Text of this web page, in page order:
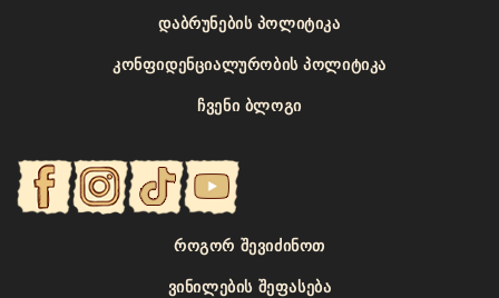
ᲓᲐᲑᲠᲣᲜᲔᲑᲘᲡ ᲞᲝᲚᲘᲢᲘᲙᲐ
ᲙᲝᲜᲤᲘᲓᲔᲜᲪᲘᲐᲚᲣᲠᲝᲑᲘᲡ ᲞᲝᲚᲘᲢᲘᲙᲐ
ᲩᲕᲔᲜᲘ ᲑᲚᲝᲒᲘ
ᲠᲝᲒᲝᲠ ᲨᲔᲕᲘᲫᲘᲜᲝᲗ
ᲕᲘᲜᲘᲚᲔᲑᲘᲡ ᲨᲔᲤᲐᲡᲔᲑᲐ